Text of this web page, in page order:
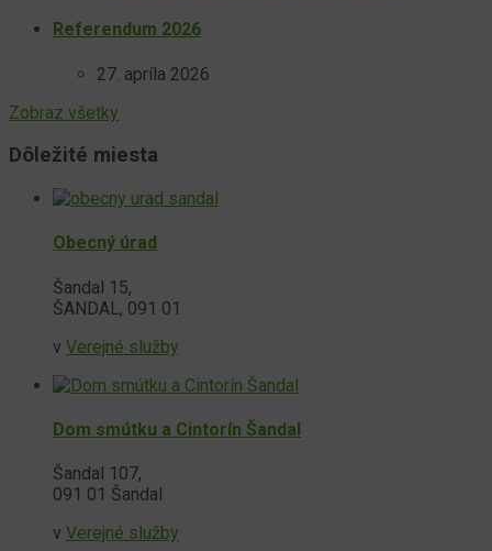
Referendum 2026
27. apríla 2026
Zobraz všetky
Dôležité miesta
Obecný úrad
Šandal 15,
ŠANDAL, 091 01
v Verejné služby
Dom smútku a Cintorín Šandal
Šandal 107,
091 01 Šandal
v Verejné služby